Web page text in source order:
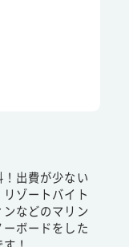
出費が少ない
ゾートバイト
などのマリン
ボードをした